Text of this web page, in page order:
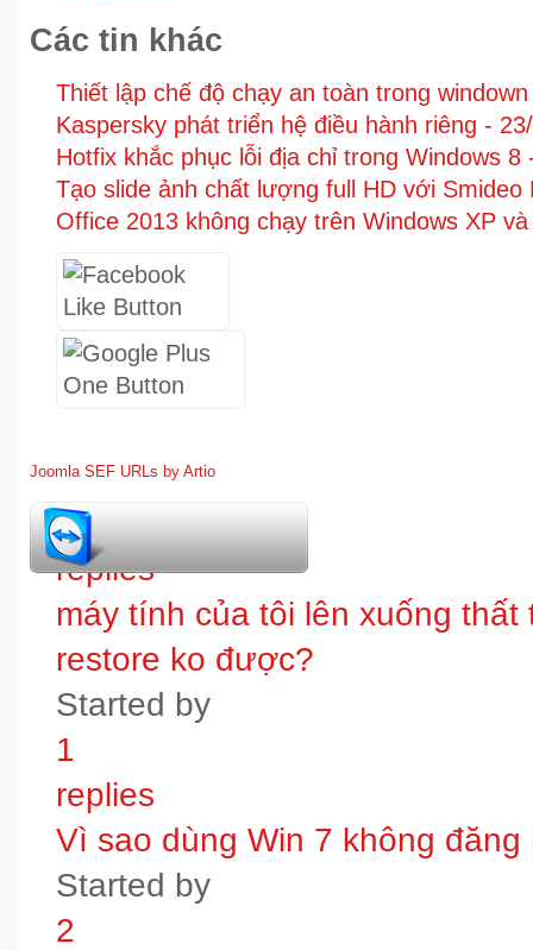
Các tin khác
Thiết lập chế độ chạy an toàn trong
Kaspersky phát triển hệ điều hành riêng -
Hotfix khắc phục lỗi địa chỉ trong Windows
Tạo slide ảnh chất lượng full HD với
Office 2013 không chạy trên Windows XP
Joomla SEF URLs by Artio
1
replies
máy tính của tôi lên xuống
restore ko được?
Started by
1
replies
Vì sao dùng Win 7 không
Started by
2